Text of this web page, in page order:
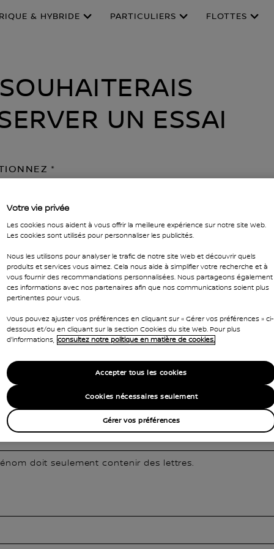
& HYBRIDE PARTICULIERS FLOTTES
UN ESSAI
UN CONCESSIONNAIRE
ma localisation actuelle
sélectionner
doit seulement contenir des lettres.
Votre vie privée
Les cookies nous aident à vous offrir la meilleure expérience sur notre site Web.
Les cookies sont utilisés pour personnaliser les publicités.
Nous les utilisons pour analyser le trafic de notre site Web et découvrir quels
produits et services vous aimez. Cela nous aide à simplifier votre recherche et à
vous fournir des recommandations personnalisées. Nous partageons également
ces informations avec nos partenaires afin que nos communications soient plus
pertinentes pour vous.
Vous pouvez ajuster vos préférences en cliquant sur « Gérer vos préférences » ci-
dessous et/ou en cliquant sur la section Cookies du site Web. Pour plus
d'informations, consultez notre politique en matière de cookies.
Gérer vos préférences
Cookies nécessaires seulement
Accepter tous les cookies